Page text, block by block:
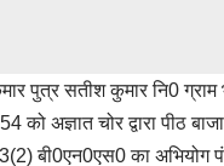
पुत्र सतीश कुमार नि0 ग्राम
अज्ञात चोर द्वारा पीठ
बी0एन0एस0 का अभियोग